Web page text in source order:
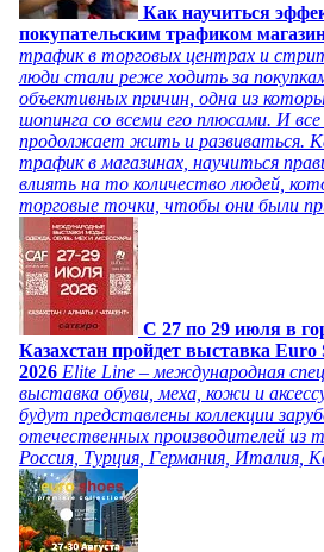
Как научиться
покупательским трафиком
трафик в торговых центрах и
люди стали реже ходить за
объективных причин, одна из
шопинга со всеми его плюсами. И
продолжает жить и развиваться.
трафик в магазинах, научиться
влиять на то количество людей,
торговые точки, чтобы они были
C 27 по 29 июля в
Казахстан пройдет выставка Euro
2026 Elite Line – международная
выставка обуви, меха, кожи и
будут представлены коллекции
отечественных производителей из
Россия, Турция, Германия, Италия,